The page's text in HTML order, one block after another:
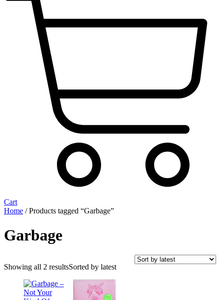
Cart
Home / Products tagged “Garbage”
Garbage
Showing all 2 resultsSorted by latest